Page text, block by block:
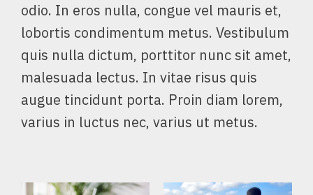
odio. In eros nulla, congue vel mauris et,
lobortis condimentum metus. Vestibulum
quis nulla dictum, porttitor nunc sit amet,
malesuada lectus. In vitae risus quis
augue tincidunt porta. Proin diam lorem,
varius in luctus nec, varius ut metus.